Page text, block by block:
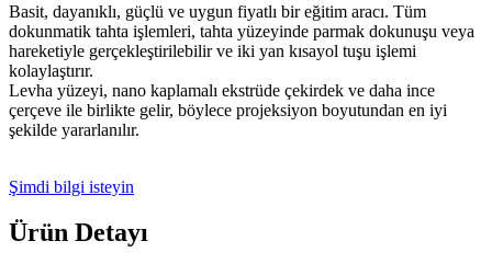
Basit, dayanıklı, güçlü ve uygun fiyatlı bir eğitim aracı. Tüm
dokunmatik tahta işlemleri, tahta yüzeyinde parmak dokunuşu veya
hareketiyle gerçekleştirilebilir ve iki yan kısayol tuşu işlemi
kolaylaştırır.
Levha yüzeyi, nano kaplamalı ekstrüde çekirdek ve daha ince
çerçeve ile birlikte gelir, böylece projeksiyon boyutundan en iyi
şekilde yararlanılır.
Şimdi bilgi isteyin
Ürün Detayı